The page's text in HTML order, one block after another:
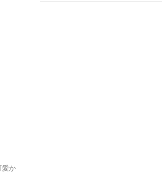
愛か